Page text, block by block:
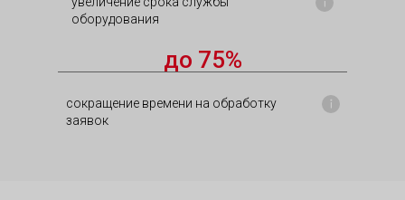
сокращение времени на обработку
заявок
оборудования
до 75%